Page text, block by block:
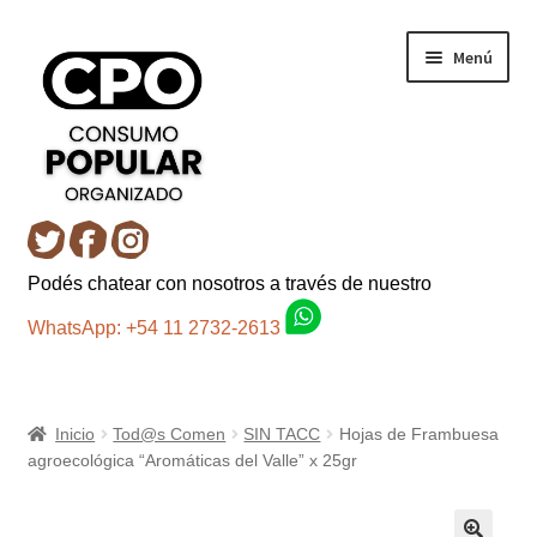
navegación
contenido
Menú
Inicio
Carro
Fondo AC
Podés chatear con nosotros a través de nuestro
WhatsApp: +54 11 2732-2613
Inicio Tod@s Comen SIN TACC
Hojas de Frambuesa
agroecológica “Aromáticas del Valle” x 25gr